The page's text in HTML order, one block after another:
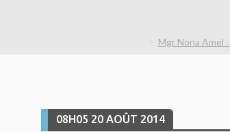
Mgr Nona Amel
08H05 20 AOÛT 2014